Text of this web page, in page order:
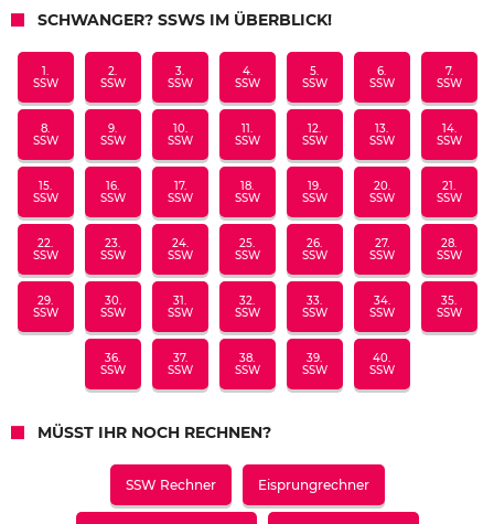
SCHWANGER? SSWS IM ÜBERBLICK!
1.
SSW
2.
SSW
3.
SSW
4.
SSW
5.
SSW
6.
SSW
7.
SSW
8.
SSW
9.
SSW
10.
SSW
11.
SSW
12.
SSW
13.
SSW
14.
SSW
15.
SSW
16.
SSW
17.
SSW
18.
SSW
19.
SSW
20.
SSW
21.
SSW
22.
SSW
23.
SSW
24.
SSW
25.
SSW
26.
SSW
27.
SSW
28.
SSW
29.
SSW
30.
SSW
31.
SSW
32.
SSW
33.
SSW
34.
SSW
35.
SSW
36.
SSW
37.
SSW
38.
SSW
39.
SSW
40.
SSW
MÜSST IHR NOCH RECHNEN?
SSW Rechner Eisprungrechner